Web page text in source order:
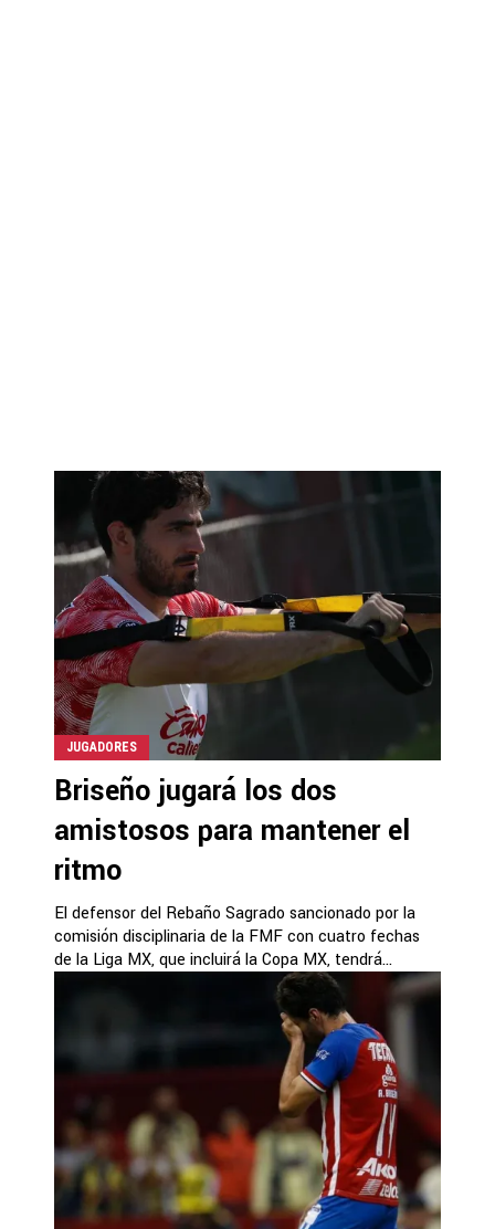
JUGADORES
Briseño jugará los dos
amistosos para mantener el
ritmo
El defensor del Rebaño Sagrado sancionado por la
comisión disciplinaria de la FMF con cuatro fechas
de la Liga MX, que incluirá la Copa MX, tendrá...